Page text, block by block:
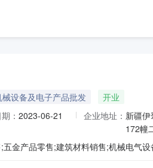
设备及电子产品批发
开业
： 2023-06-21 企业地址： 新疆
172幢